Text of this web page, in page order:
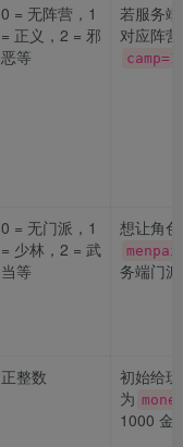
0 = 无阵营，1
= 正义，2 = 邪
恶等
若服务
对应阵
camp=1
0 = 无门派，1
= 少林，2 = 武
当等
想让角
务端门
正整数
初始给
为
1000 金